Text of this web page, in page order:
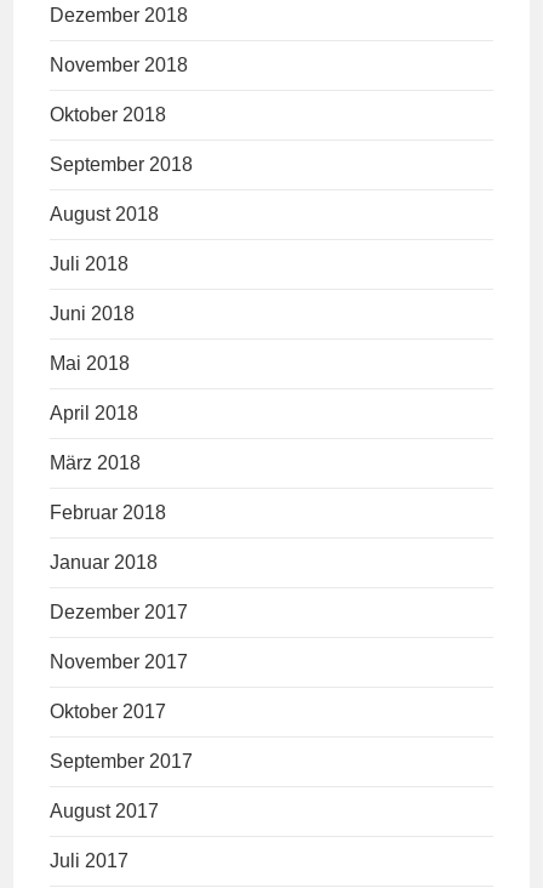
Dezember 2018
November 2018
Oktober 2018
September 2018
August 2018
Juli 2018
Juni 2018
Mai 2018
April 2018
März 2018
Februar 2018
Januar 2018
Dezember 2017
November 2017
Oktober 2017
September 2017
August 2017
Juli 2017